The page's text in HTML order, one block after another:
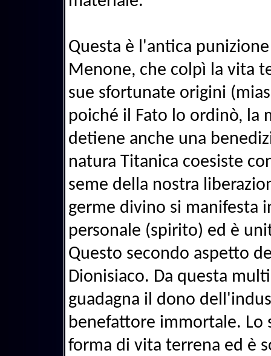
Questa è l'antica
Menone, che colpì la vita
sue sfortunate origini
poiché il Fato lo ordinò, la
detiene anche una
natura Titanica coesiste
seme della nostra
germe divino si manifesta
personale (spirito) ed è
Questo secondo aspetto
Dionisiaco. Da questa
guadagna il dono
benefattore immortale. Lo
forma di vita terrena ed è